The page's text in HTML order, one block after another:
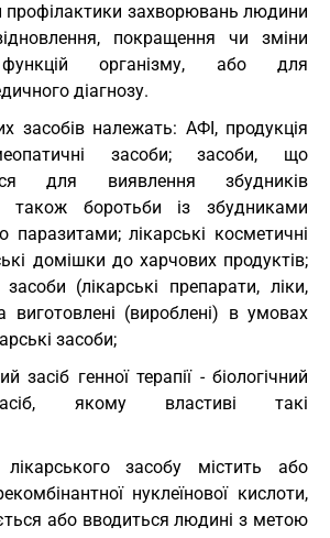
профілактики захворювань людини
покращення чи зміни
функцій організму, або для
діагнозу.
засобів належать: АФІ, продукція
засоби; засоби, що
для виявлення збудників
також боротьби із збудниками
паразитами; лікарські косметичні
домішки до харчових продуктів;
засоби (лікарські препарати, ліки,
виготовлені (вироблені) в умовах
засоби;
засіб генної терапії - біологічний
якому властиві такі
засобу містить або
нуклеїнової кислоти,
або вводиться людині з метою